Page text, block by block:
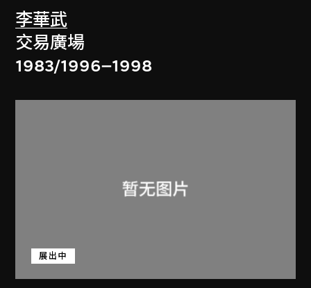
李華武
交易廣場
1983/1996–1998
展出中